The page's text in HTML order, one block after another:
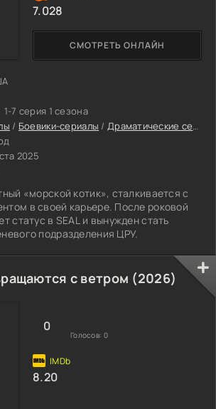
1-7 серия 1 сезона
/ Боевики-сериалы / Драматические сериалы
2025
«морской котик», сталкивается с
в своей карьере. После роковой
статус в SEAL и вынужден стать
подразделения ЦРУ.
СМОТРЕТЬ ОНЛАЙН
7.028
с ветром (2026)
0
Голосов: 0
8.20